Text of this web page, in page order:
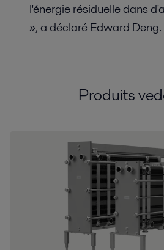
l'énergie résiduelle dans
», a déclaré Edward Deng.
Produits